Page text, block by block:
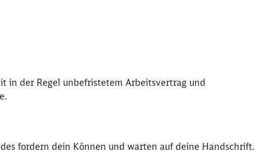
in der Regel unbefristetem Arbeitsvertrag und
fordern dein Können und warten auf deine Handschrift.
Weiter